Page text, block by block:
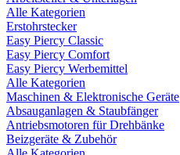
Alle Kategorien
Erstohrstecker
Easy Piercy Classic
Easy Piercy Comfort
Easy Piercy Werbemittel
Alle Kategorien
Maschinen & Elektronische Geräte
Absauganlagen & Staubfänger
Antriebsmotoren für Drehbänke
Beizgeräte & Zubehör